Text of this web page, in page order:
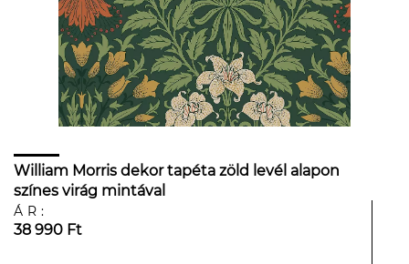
William Morris dekor tapéta zöld levél alapon
színes virág mintával
ÁR:
38 990 Ft